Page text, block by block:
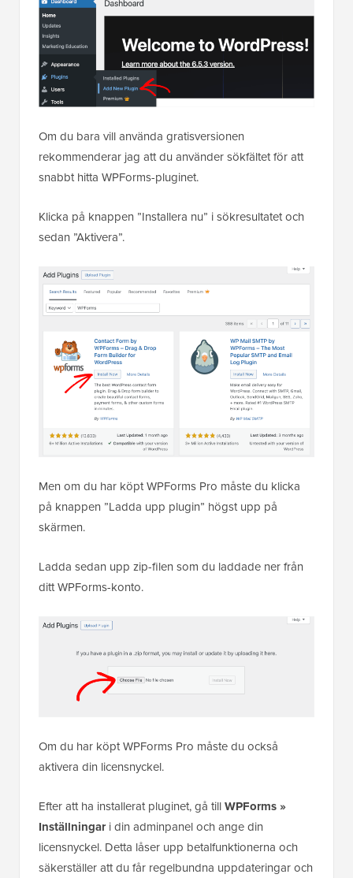
Om du bara vill använda gratisversionen
rekommenderar jag att du använder sökfältet för att
snabbt hitta WPForms-pluginet.
Klicka på knappen ”Installera nu” i sökresultatet och
sedan ”Aktivera”.
Men om du har köpt WPForms Pro måste du klicka
på knappen ”Ladda upp plugin” högst upp på
skärmen.
Ladda sedan upp zip-filen som du laddade ner från
ditt WPForms-konto.
Om du har köpt WPForms Pro måste du också
aktivera din licensnyckel.
Efter att ha installerat pluginet, gå tillWPForms »
Inställningari din adminpanel och ange din
licensnyckel. Detta låser upp betalfunktionerna och
säkerställer att du får regelbundna uppdateringar och